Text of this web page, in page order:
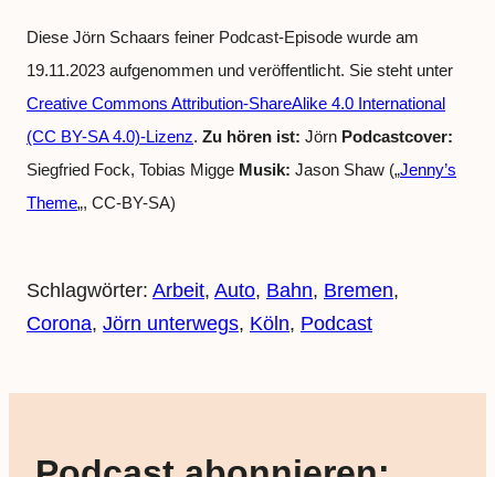
Diese Jörn Schaars feiner Podcast-Episode wurde am
19.11.2023 aufgenommen und veröffentlicht. Sie steht unter
Creative Commons Attribution-ShareAlike 4.0 International
(CC BY-SA 4.0)-Lizenz. Zu hören ist: Jörn Podcastcover:
Siegfried Fock, Tobias Migge Musik: Jason Shaw („Jenny’s
Theme„, CC-BY-SA)
Schlagwörter: Arbeit, Auto, Bahn, Bremen
Corona, Jörn unterwegs, Köln, Podcast